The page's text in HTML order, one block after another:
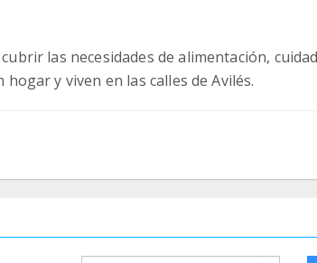
las necesidades de alimentación,
y viven en las calles de Avilés.